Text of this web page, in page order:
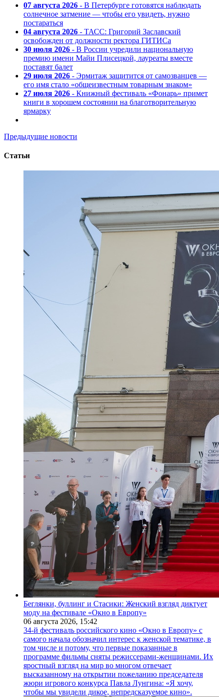
07 августа 2026 - В Петербурге готовятся наблюдать
солнечное затмение — чтобы его увидеть, нужно
постараться
04 августа 2026 - ТАСС: Григорий Заславский
освобожден от должности ректора ГИТИСа
30 июля 2026 - В России учредили национальную
премию имени Майи Плисецкой, лауреаты вместе
поставят балет
29 июля 2026 - Эрмитаж защитится от самозванцев —
его имя стало «общеизвестным товарным знаком»
27 июля 2026 - Книжный фестиваль «Фонарь» примет
книги в хорошем состоянии на благотворительную
ярмарку
Предыдущие новости
Статьи
Беглянки, буллинг и Стасики: Женский взгляд диктует
моду на фестивале «Окно в Европу»
06 августа 2026, 15:42
34-й фестиваль российского кино «Окно в Европу» с
самого начала обозначил интерес к женской тематике, в
том числе и потому, что первые показанные в
программе фильмы сняты режиссерами-женщинами. Их
яростный взгляд на мир во многом отвечает
высказанному на открытии пожеланию председателя
жюри игрового конкурса Павла Лунгина: «Я хочу,
чтобы мы увидели дикое, непредсказуемое кино».